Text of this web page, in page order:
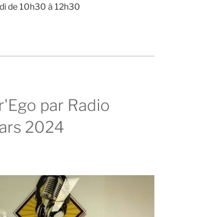
de 10h30 à 12h30
par Radio
2024